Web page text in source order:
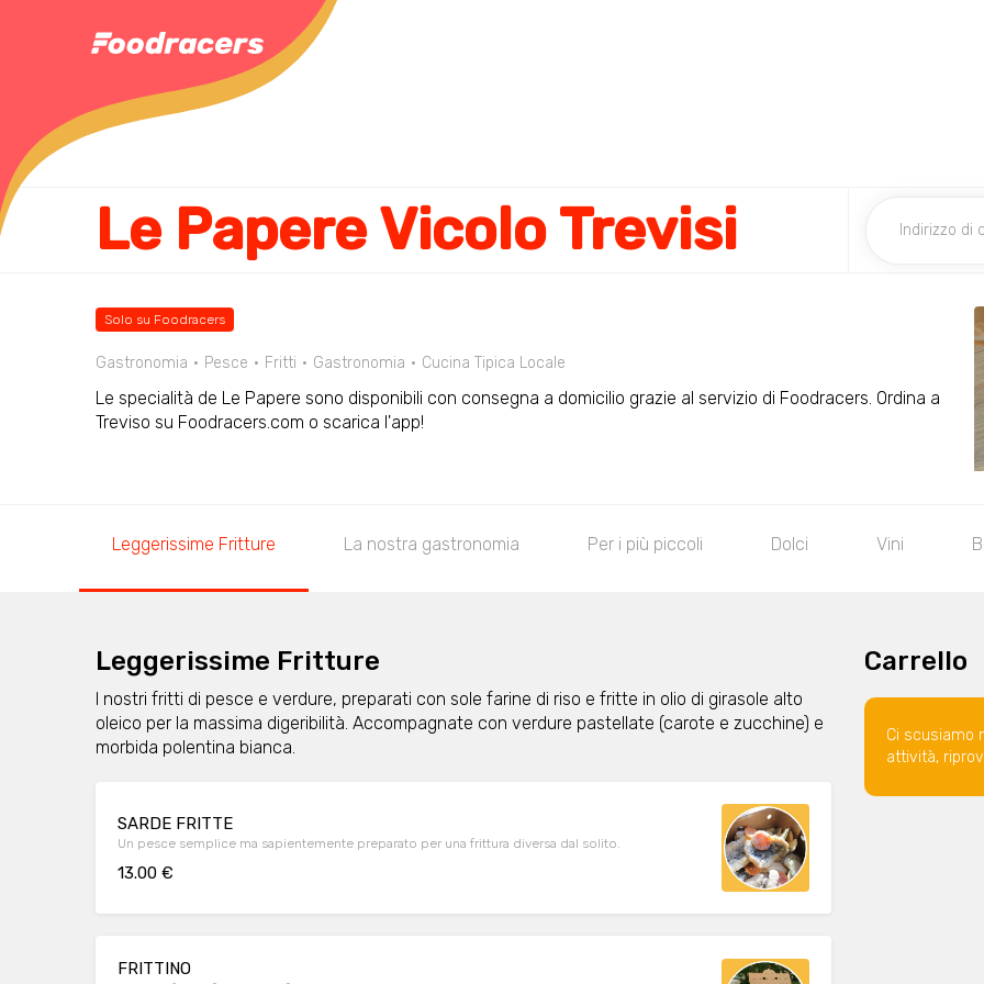
Le Papere Vicolo Trevisi
Solo su Foodracers
Gastronomia Pesce Fritti Gastronomia Cucina Tipica Locale
Le specialità de Le Papere sono disponibili con consegna a domicilio grazie al servizio di Foodracers. Ordina a
Treviso su Foodracers.com o scarica l'app!
Leggerissime Fritture La nostra gastronomia Per i più piccoli Dolci Vini
Leggerissime Fritture
I nostri fritti di pesce e verdure, preparati con sole farine di riso e fritte in olio di girasole alto
oleico per la massima digeribilità. Accompagnate con verdure pastellate (carote e zucchine) e
morbida polentina bianca.
SARDE FRITTE
Un pesce semplice ma sapientemente preparato per una frittura diversa dal solito.
13.00 €
FRITTINO
Carrello
Ci scusiamo
attività,